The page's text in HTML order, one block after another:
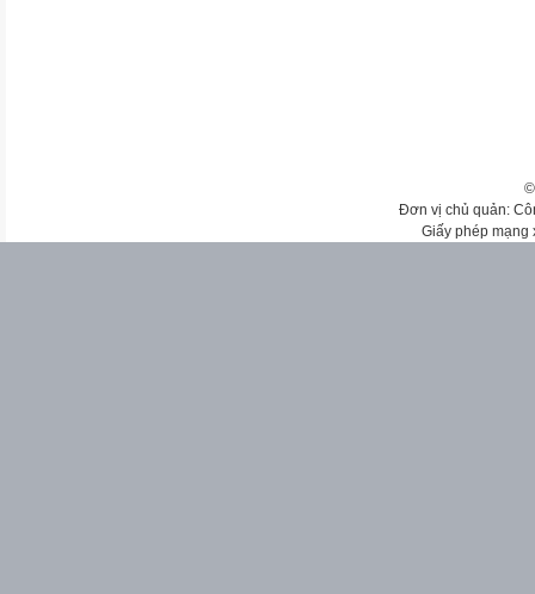
Đơn vị chủ quản:
Giấy phép mạng